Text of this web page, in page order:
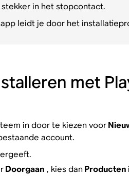
in het stopcontact.
leidt je door het
met
in door te kiezen voor
account.
Doorgaan , kies danProducten